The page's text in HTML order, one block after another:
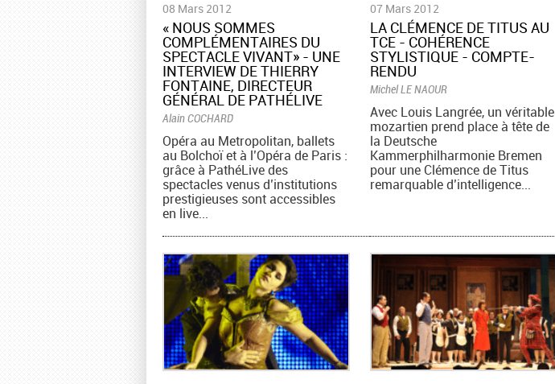
08 Mars 2012
« NOUS SOMMES
COMPLÉMENTAIRES DU
SPECTACLE VIVANT» - UNE
INTERVIEW DE THIERRY
FONTAINE, DIRECTEUR
GÉNÉRAL DE PATHÉLIVE
Alain COCHARD
Opéra au Metropolitan, ballets
au Bolchoï et à l’Opéra de Paris :
grâce à PathéLive des
spectacles venus d’institutions
prestigieuses sont accessibles
en live...
07 Mars 2012
LA CLÉMENCE DE TITUS AU
TCE - COHÉRENCE
STYLISTIQUE - COMPTE-
RENDU
Michel LE NAOUR
Avec Louis Langrée, un véritable
mozartien prend place à tête de
la Deutsche
Kammerphilharmonie Bremen
pour une Clémence de Titus
remarquable d’intelligence...